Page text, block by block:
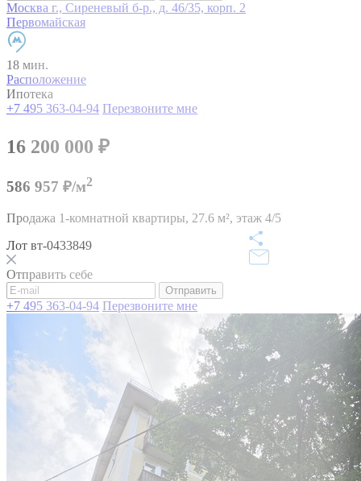
Москва г., Сиреневый б-р., д. 46/35, корп. 2
Первомайская
18 мин.
Расположение
Ипотека
+7 495 363-04-94 Перезвоните мне
16 200 000 ₽
586 957 ₽/м2
Продажа 1-комнатной квартиры, 27.6 м², этаж 4/5
Лот вт-0433849
Отправить себе
Отправить
+7 495 363-04-94 Перезвоните мне